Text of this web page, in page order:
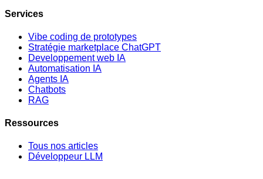
Services
Vibe coding de prototypes
Stratégie marketplace ChatGPT
Developpement web IA
Automatisation IA
Agents IA
Chatbots
RAG
Ressources
Tous nos articles
Développeur LLM